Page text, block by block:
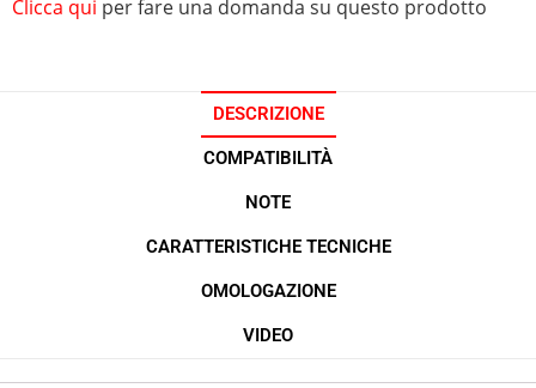
Clicca qui per fare una domanda su questo prodotto
DESCRIZIONE
COMPATIBILITÀ
NOTE
CARATTERISTICHE TECNICHE
OMOLOGAZIONE
VIDEO